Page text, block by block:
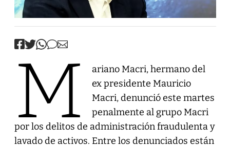
M
ariano Macri, hermano del
ex presidente Mauricio
Macri, denunció este martes
penalmente al grupo Macri
por los delitos de administración fraudulenta y
lavado de activos. Entre los denunciados están